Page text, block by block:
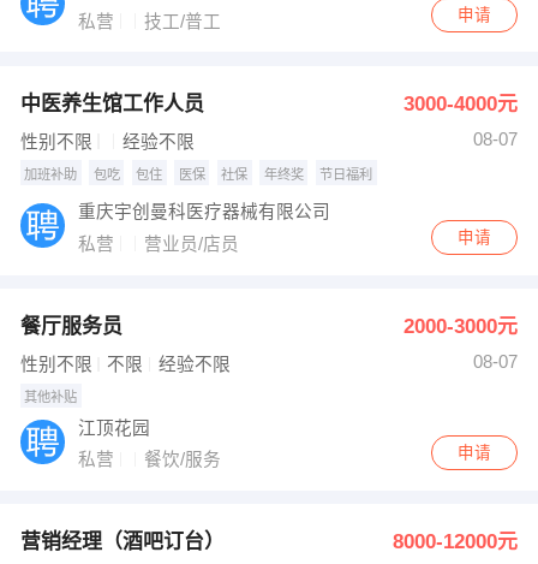
私营
技工/普工 申请
中医养生馆工作人员 3000-4000元
性别不限 经验不限 08-07
加班补助 包吃 包住 医保 社保 年终奖 节日福利
重庆宇创曼科医疗器械有限公司
私营
营业员/店员 申请
餐厅服务员 2000-3000元
性别不限 不限 经验不限 08-07
其他补贴
江顶花园
私营
餐饮/服务 申请
营销经理（酒吧订台） 8000-12000元